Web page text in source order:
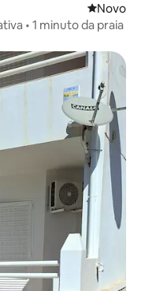
Novo
Novo
• 1 minuto da praia